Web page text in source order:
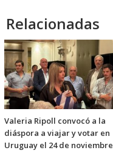
Relacionadas
Valeria Ripoll convocó a la
diáspora a viajar y votar en
Uruguay el 24 de noviembre